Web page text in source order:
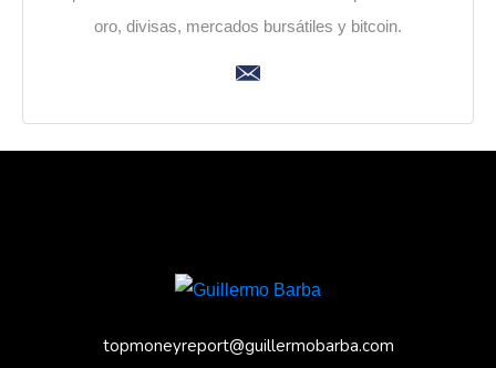
oro, divisas, mercados bursátiles y bitcoin.
topmoneyreport@guillermobarba.com